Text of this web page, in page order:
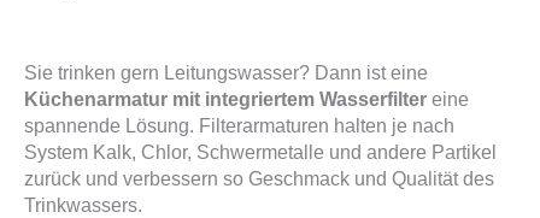
Sie trinken gern Leitungswasser? Dann ist eine
Küchenarmatur mit integriertem Wasserfilter eine
spannende Lösung. Filterarmaturen halten je nach
System Kalk, Chlor, Schwermetalle und andere Partikel
zurück und verbessern so Geschmack und Qualität des
Trinkwassers.